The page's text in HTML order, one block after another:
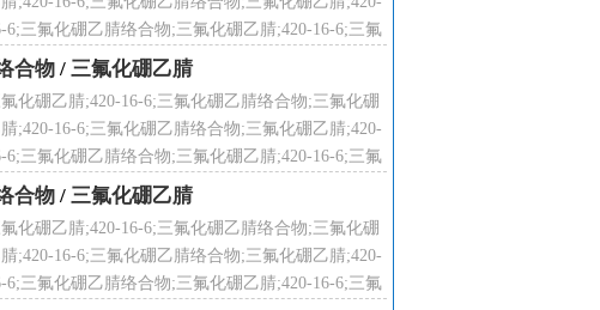
三氟化硼乙腈络合物;三氟化硼乙腈;420-16-6;三氟
乙腈络合物;
合物 / 三氟化硼乙腈
化硼乙腈;420-16-6;三氟化硼乙腈络合物;三氟化硼
;420-16-6;三氟化硼乙腈络合物;三氟化硼乙腈;420-
三氟化硼乙腈络合物;三氟化硼乙腈;420-16-6;三氟
乙腈络合物;
合物 / 三氟化硼乙腈
化硼乙腈;420-16-6;三氟化硼乙腈络合物;三氟化硼
;420-16-6;三氟化硼乙腈络合物;三氟化硼乙腈;420-
三氟化硼乙腈络合物;三氟化硼乙腈;420-16-6;三氟